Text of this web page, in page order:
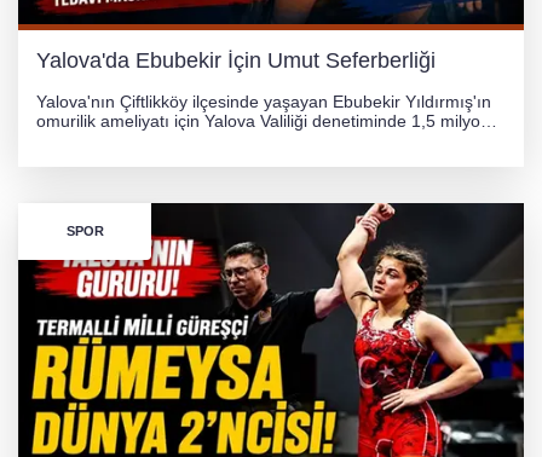
Yalova'da Ebubekir İçin Umut Seferberliği
Yalova'nın Çiftlikköy ilçesinde yaşayan Ebubekir Yıldırmış'ın
omurilik ameliyatı için Yalova Valiliği denetiminde 1,5 milyon
SPOR